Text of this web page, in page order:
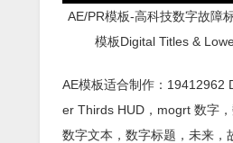
AE/PR模板-高科技数字故障
模板Digital Titles &
AE模板适合制作：19412962
er Thirds HUD，mogrt 数字，
数字文本，数字标题，未来，